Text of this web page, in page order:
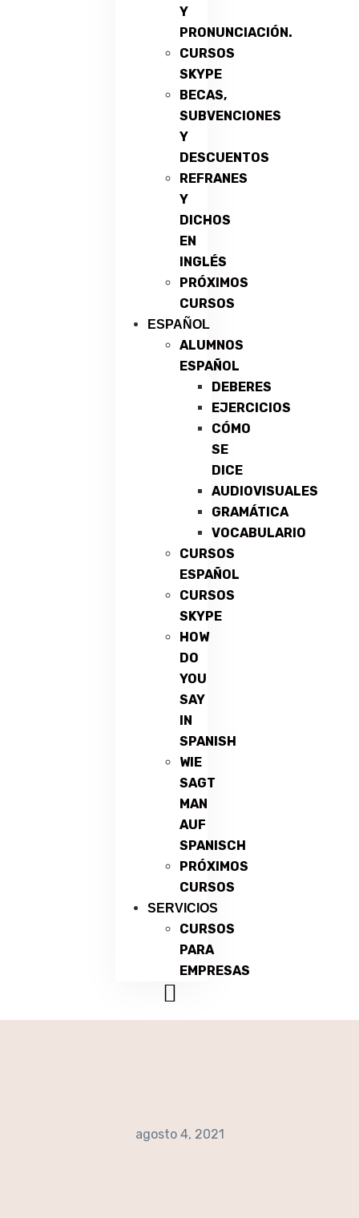
Y
PRONUNCIACIÓN.
CURSOS
SKYPE
BECAS,
SUBVENCIONES
Y
DESCUENTOS
REFRANES
Y
DICHOS
EN
INGLÉS
PRÓXIMOS
CURSOS
ESPAÑOL
ALUMNOS
ESPAÑOL
DEBERES
EJERCICIOS
CÓMO
SE
DICE
AUDIOVISUALES
GRAMÁTICA
VOCABULARIO
CURSOS
ESPAÑOL
CURSOS
SKYPE
HOW
DO
YOU
SAY
IN
SPANISH
WIE
SAGT
MAN
AUF
SPANISCH
PRÓXIMOS
CURSOS
SERVICIOS
CURSOS
PARA
EMPRESAS
agosto 4, 2021